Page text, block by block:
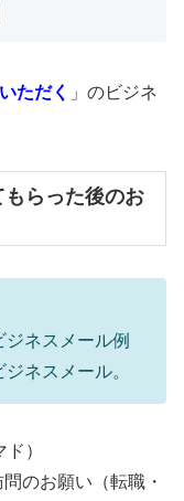
いただく
」のビジネ
らった後のお
ネスメール例
ネスメール。
）
のお願い（転職・